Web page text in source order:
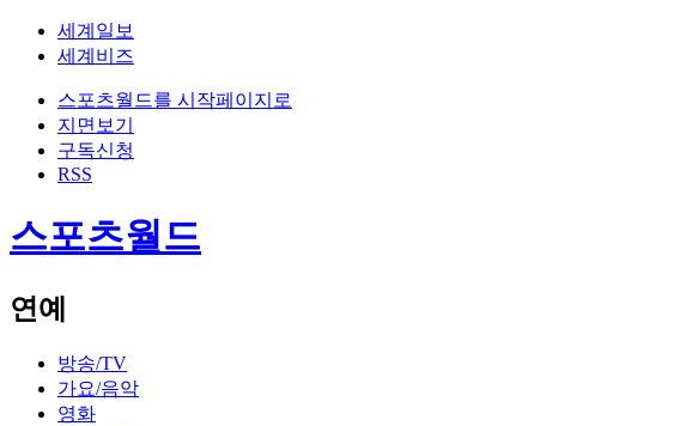
세계일보
세계비즈
스포츠월드를 시작페이지로
지면보기
구독신청
RSS
스포츠월드
연예
방송/TV
가요/음악
영화